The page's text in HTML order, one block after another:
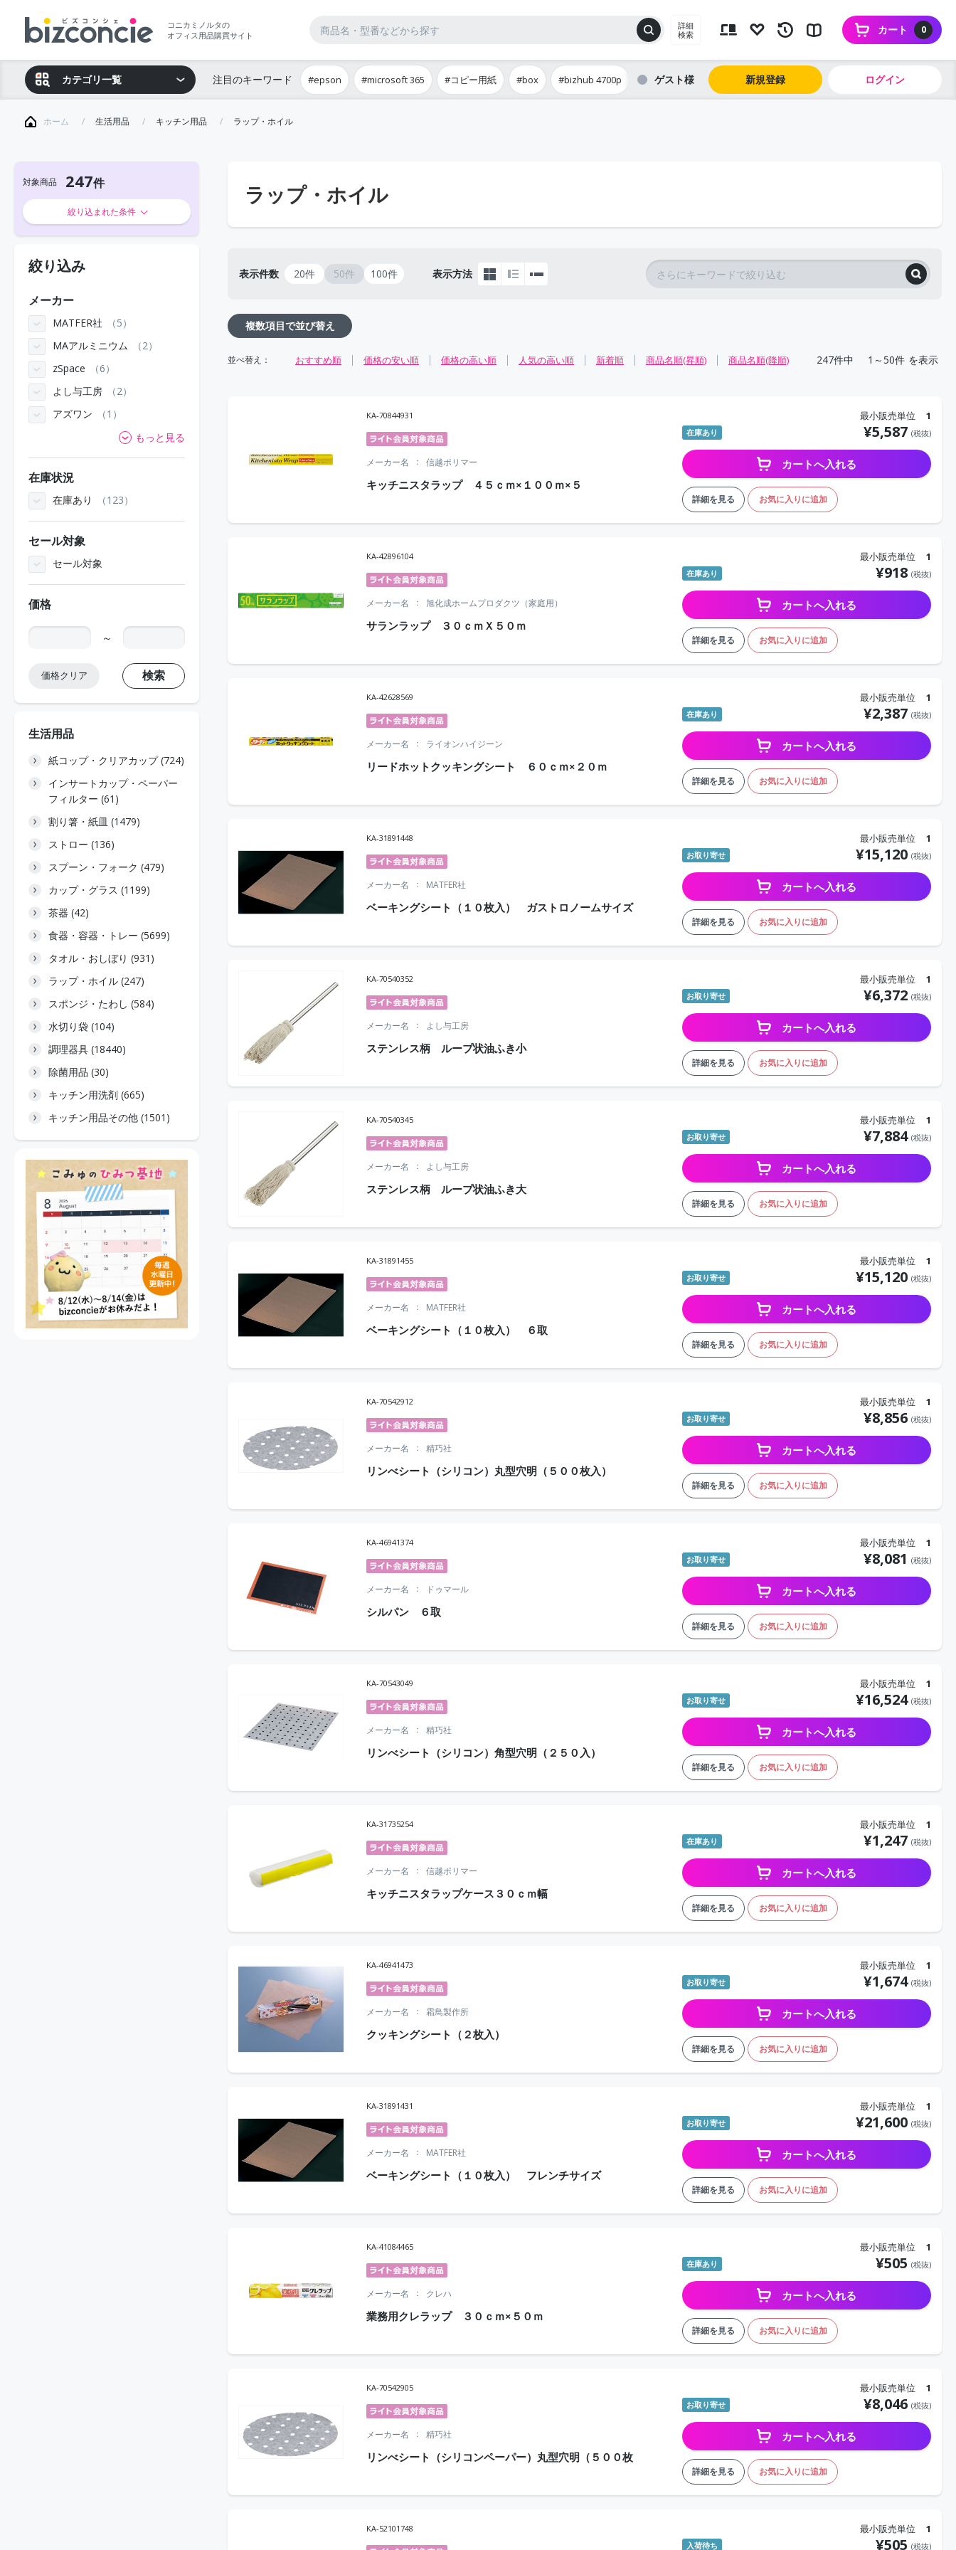
コニカミノルタの
オフィス用品購買サイト
詳細
検索
0
カート
カテゴリ一覧 注目のキーワード #epson #microsoft 365 #コピー用紙 #box #bizhub 4700p ゲスト 新規登録 ログイン
ホーム 生活用品 キッチン用品 ラップ・ホイル
ラップ・ホイル
表示件数 20件 50件 100件 表示方法
複数項目で並び替え
並べ替え： おすすめ順 価格の安い順 価格の高い順 人気の高い順 新着順 商品名順(昇順) 商品名順(降順) 247件中 1～50件 を表示
KA-70844931
キッチニスタラップ ４５ｃｍ×１００ｍ×５
メーカー名 信越ポリマー
最小販売単位 1
在庫あり ¥5,587 (税抜)
カートへ入れる
詳細を見る お気に入りに追加
KA-42896104
サランラップ ３０ｃｍＸ５０ｍ
メーカー名 旭化成ホームプロダクツ（家庭用）
最小販売単位 1
在庫あり ¥918 (税抜)
カートへ入れる
詳細を見る お気に入りに追加
KA-42628569
リードホットクッキングシート ６０ｃｍ×２０ｍ
メーカー名 ライオンハイジーン
最小販売単位 1
在庫あり ¥2,387 (税抜)
カートへ入れる
詳細を見る お気に入りに追加
KA-31891448
ベーキングシート（１０枚入） ガストロノームサイズ
メーカー名 MATFER社
最小販売単位 1
お取り寄せ ¥15,120 (税抜)
カートへ入れる
詳細を見る お気に入りに追加
KA-70540352
ステンレス柄 ループ状油ふき小
メーカー名 よし与工房
最小販売単位 1
お取り寄せ ¥6,372 (税抜)
カートへ入れる
詳細を見る お気に入りに追加
KA-70540345
ステンレス柄 ループ状油ふき大
メーカー名 よし与工房
最小販売単位 1
お取り寄せ ¥7,884 (税抜)
カートへ入れる
詳細を見る お気に入りに追加
KA-31891455
ベーキングシート（１０枚入） ６取
メーカー名 MATFER社
最小販売単位 1
お取り寄せ ¥15,120 (税抜)
カートへ入れる
詳細を見る お気に入りに追加
KA-70542912
リンべシート（シリコン）丸型穴明（５００枚入）
メーカー名 精巧社
最小販売単位 1
お取り寄せ ¥8,856 (税抜)
カートへ入れる
詳細を見る お気に入りに追加
KA-46941374
シルパン ６取
メーカー名 ドゥマール
最小販売単位 1
お取り寄せ ¥8,081 (税抜)
カートへ入れる
詳細を見る お気に入りに追加
KA-70543049
リンべシート（シリコン）角型穴明（２５０入）
メーカー名 精巧社
最小販売単位 1
お取り寄せ ¥16,524 (税抜)
カートへ入れる
詳細を見る お気に入りに追加
KA-31735254
キッチニスタラップケース３０ｃｍ幅
メーカー名 信越ポリマー
最小販売単位 1
在庫あり ¥1,247 (税抜)
カートへ入れる
詳細を見る お気に入りに追加
KA-46941473
クッキングシート（２枚入）
メーカー名 霜鳥製作所
最小販売単位 1
お取り寄せ ¥1,674 (税抜)
カートへ入れる
詳細を見る お気に入りに追加
KA-31891431
ベーキングシート（１０枚入） フレンチサイズ
メーカー名 MATFER社
最小販売単位 1
お取り寄せ ¥21,600 (税抜)
カートへ入れる
詳細を見る お気に入りに追加
KA-41084465
業務用クレラップ ３０ｃｍ×５０ｍ
メーカー名 クレハ
最小販売単位 1
在庫あり ¥505 (税抜)
カートへ入れる
詳細を見る お気に入りに追加
KA-70542905
リンべシート（シリコンペーパー）丸型穴明（５００枚
メーカー名 精巧社
最小販売単位 1
お取り寄せ ¥8,046 (税抜)
カートへ入れる
詳細を見る お気に入りに追加
KA-52101748 最小販売単位 1
入荷待ち ¥505 (税抜)
対象商品 247
絞り込まれた条件
絞り込み
メーカー
MATFER社
5
MAアルミニウム
2
zSpace
6
よし与工房
2
アズワン
1
もっと見る
在庫状況
在庫あり 123
セール対象
セール対象
価格
～
価格クリア 検索
生活用品
紙コップ・クリアカップ (724)
インサートカップ・ペーパー
フィルター (61)
割り箸・紙皿 (1479)
ストロー (136)
スプーン・フォーク (479)
カップ・グラス (1199)
茶器 (42)
食器・容器・トレー (5699)
タオル・おしぼり (931)
ラップ・ホイル (247)
スポンジ・たわし (584)
水切り袋 (104)
調理器具 (18440)
除菌用品 (30)
キッチン用洗剤 (665)
キッチン用品その他 (1501)